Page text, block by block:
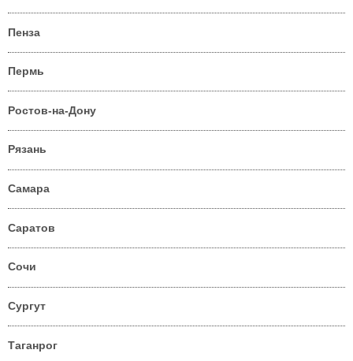
Пенза
Пермь
Ростов-на-Дону
Рязань
Самара
Саратов
Сочи
Сургут
Таганрог